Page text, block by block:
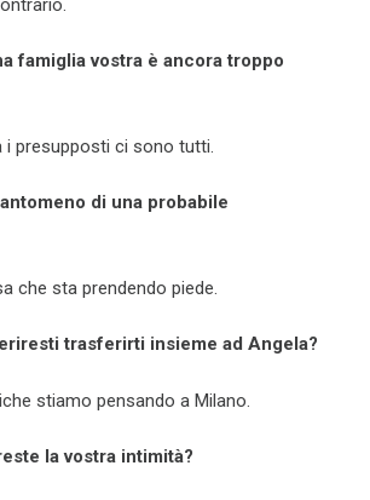
famiglia vostra è ancora troppo
i presupposti ci sono tutti.
di una probabile
che sta prendendo piede.
trasferirti insieme ad Angela?
stiamo pensando a Milano.
la vostra intimità?